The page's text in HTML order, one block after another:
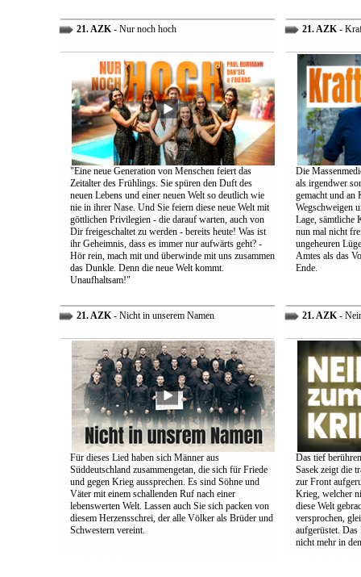
21. AZK- Nur noch hoch
"Eine neue Generation von Menschen feiert das
Zeitalter des Frühlings. Sie spüren den Duft des
neuen Lebens und einer neuen Welt so deutlich wie
nie in ihrer Nase. Und Sie feiern diese neue Welt mit
göttlichen Privilegien - die darauf warten, auch von
Dir freigeschaltet zu werden - bereits heute! Was ist
ihr Geheimnis, dass es immer nur aufwärts geht? -
Hör rein, mach mit und überwinde mit uns zusammen
das Dunkle. Denn die neue Welt kommt.
Unaufhaltsam!"
21. AZK-
Die
als irgendwer
gemacht und an
Wegschweigen
Lage, sämtliche
nun mal nicht
ungeheuren
Amtes als das
Ende.
21. AZK- Nicht in unserem Namen
Für dieses Lied haben sich Männer aus
Süddeutschland zusammengetan, die sich für Friede
und gegen Krieg aussprechen. Es sind Söhne und
Väter mit einem schallenden Ruf nach einer
lebenswerten Welt. Lassen auch Sie sich packen von
diesem Herzensschrei, der alle Völker als Brüder und
Schwestern vereint.
21. AZK-
Das tief
Sasek zeigt die
zur Front
Krieg, welcher
diese Welt
versprochen,
aufgerüstet.
nicht mehr in